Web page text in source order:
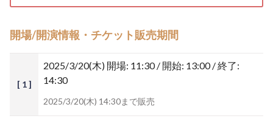
開場/開演情報・チケット販売期間
[ 1 ]
2025/3/20(木) 開場: 11:30 / 開始: 13:00 / 終了:
14:30
2025/3/20(木) 14:30まで販売